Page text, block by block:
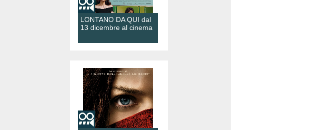
LONTANO DA QUI dal
13 dicembre al cinema